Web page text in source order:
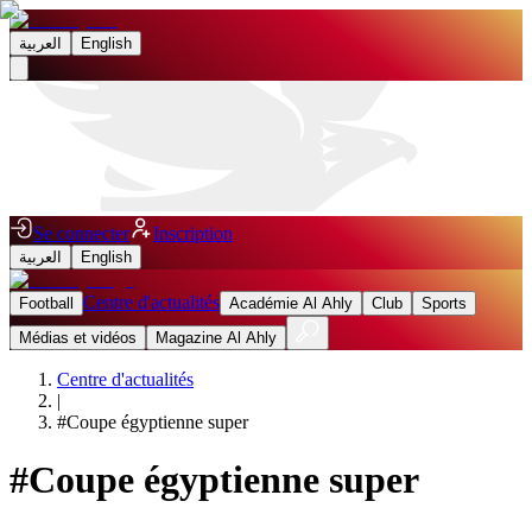
العربية English
Se connecter Inscription
العربية English
Football Centre d'actualités Académie Al Ahly Club
Sports
Médias et vidéos
Magazine Al Ahly
Centre d'actualités
|
#Coupe égyptienne super
#Coupe égyptienne super